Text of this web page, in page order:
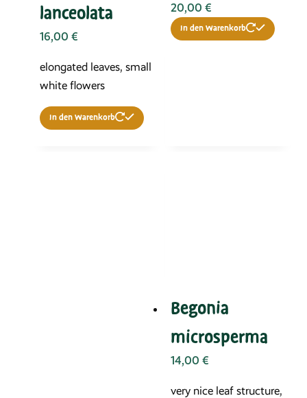
lanceolata
16,00 €
elongated leaves, small
white flowers
In den Warenkorb
20,00 €
In den Warenkorb
Begonia
microsperma
14,00 €
very nice leaf structure,